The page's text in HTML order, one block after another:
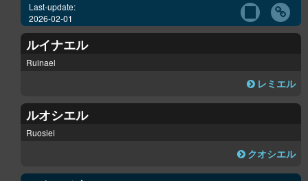
Last-update:
2026-02-01
ルイナエル
Ruinael
レミエル
ルオシエル
Ruosiel
クオシエル